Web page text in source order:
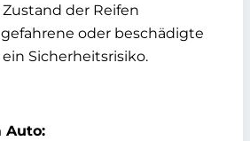
der Reifen
oder beschädigte
Sicherheitsrisiko.
Auto: